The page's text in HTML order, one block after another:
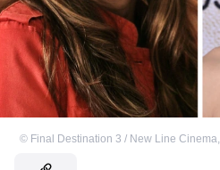
© Final Destination 3 / New Line Cinema,